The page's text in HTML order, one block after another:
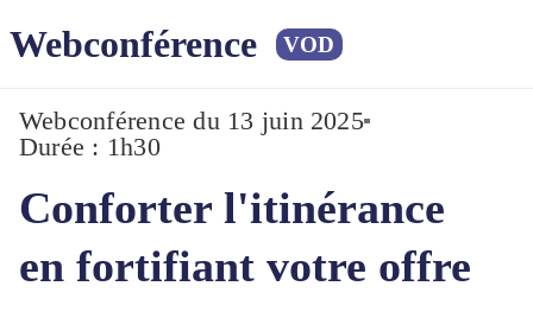
Webconférence VOD
Webconférence du 13 juin 2025
Durée : 1h30
Conforter l'itinérance
en fortifiant votre offre